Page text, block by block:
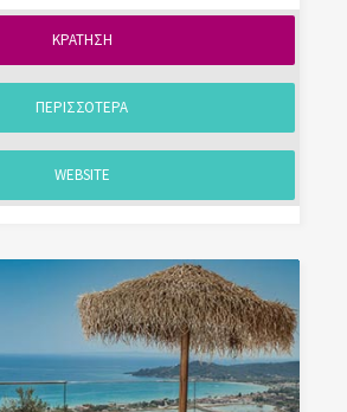
ΚΡΑΤΗΣΗ
ΠΕΡΙΣΣΟΤΕΡΑ
WEBSITE